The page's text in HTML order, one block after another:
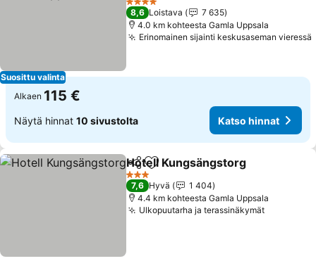
Suosittu valinta
4 Tähtiluokitus
8,6 Loistava
7 635
4.0 km kohteesta Gamla Uppsala
Erinomainen sijainti keskusaseman vieressä
Alkaen 115 €
Näytä hinnat 10 sivustolta Katso hinnat
Jaa Lisää suosikkeihin
Hotell Kungsängstorg
3 Tähtiluokitus
7,6 Hyvä
1 404
4.4 km kohteesta Gamla Uppsala
Ulkopuutarha ja terassinäkymät